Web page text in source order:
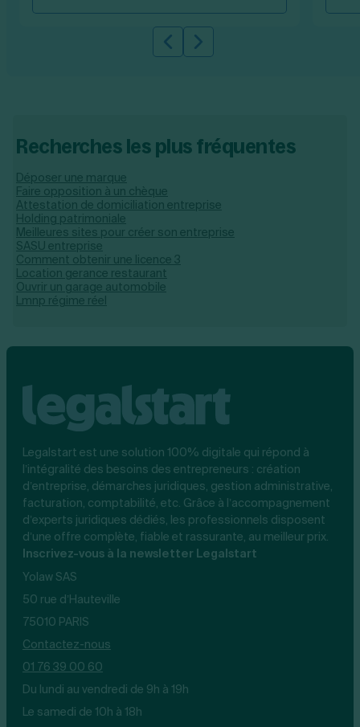
Slide précédente
Slide suivante
Recherches les plus fréquentes
Déposer une marque
Faire opposition à un chèque
Attestation de domiciliation entreprise
Holding patrimoniale
Meilleures sites pour créer son entreprise
SASU entreprise
Comment obtenir une licence 3
Location gerance restaurant
Ouvrir un garage automobile
Lmnp régime réel
Legalstart est une solution 100% digitale qui répond à
l’intégralité des besoins des entrepreneurs : création
d’entreprise, démarches juridiques, gestion administrative,
facturation, comptabilité, etc. Grâce à l’accompagnement
d’experts juridiques dédiés, les professionnels disposent
d’une offre complète, fiable et rassurante, au meilleur prix.
Inscrivez-vous à la newsletter Legalstart
Yolaw SAS
50 rue d’Hauteville
75010 PARIS
Contactez-nous
01 76 39 00 60
Du lundi au vendredi de 9h à 19h
Le samedi de 10h à 18h